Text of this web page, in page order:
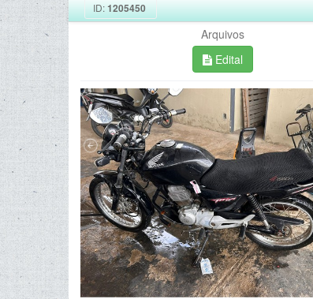
ID:1205450
Arquivos
Edital